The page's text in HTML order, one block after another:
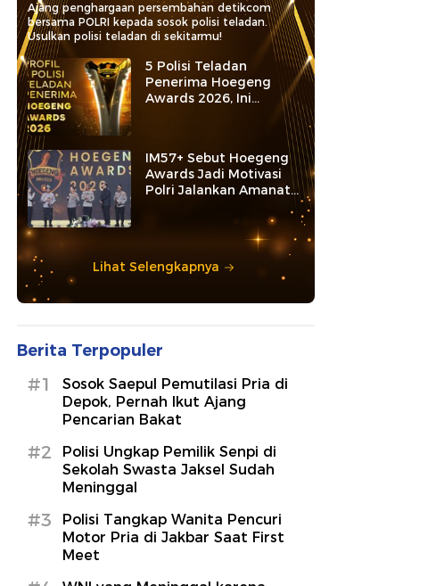
Ajang penghargaan persembahan detikcom
bersama POLRI kepada sosok polisi teladan.
Usulkan polisi teladan di sekitarmu!
5 Polisi Teladan
Penerima Hoegeng
Awards 2026, Ini
Kategori dan Kiprahnya
IM57+ Sebut Hoegeng
Awards Jadi Motivasi
Polri Jalankan Amanat
Lihat Selengkapnya
Berita Terpopuler
#1
Sosok Saepul Pemutilasi Pria di
Depok, Pernah Ikut Ajang
Pencarian Bakat
#2
Polisi Ungkap Pemilik Senpi di
Sekolah Swasta Jaksel Sudah
Meninggal
#3
Polisi Tangkap Wanita Pencuri
Motor Pria di Jakbar Saat First
Meet